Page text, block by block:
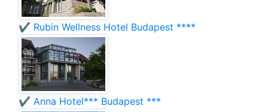
✔️ Rubin Wellness Hotel Budapest ****
✔️ Anna Hotel*** Budapest ***